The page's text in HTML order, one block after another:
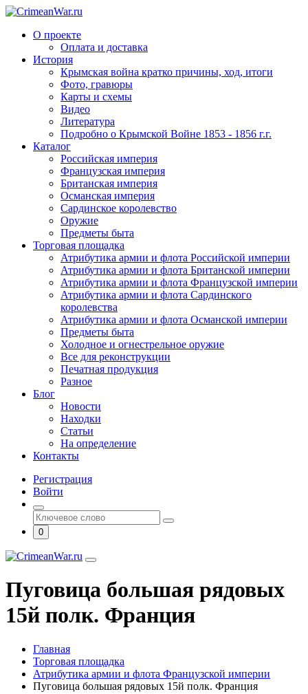
О проекте
Оплата и доставка
История
Крымская война кратко причины, ход, итоги
Фото, гравюры
Карты и схемы
Видео
Литература
Подробно о Крымской Войне 1853 - 1856 г.г.
Каталог
Российская империя
Французская империя
Британская империя
Османская империя
Сардинское королевство
Оружие
Предметы быта
Торговая площадка
Атрибутика армии и флота Российской империи
Атрибутика армии и флота Британской империи
Атрибутика армии и флота Французской империи
Атрибутика армии и флота Сардинского
королевства
Атрибутика армии и флота Османской империи
Предметы быта
Холодное и огнестрельное оружие
Все для реконструкции
Печатная продукция
Разное
Блог
Новости
Находки
Статьи
На определение
Контакты
Регистрация
Войти
0
Пуговица большая рядовых
15й полк. Франция
Главная
Торговая площадка
Атрибутика армии и флота Французской империи
Пуговица большая рядовых 15й полк. Франция